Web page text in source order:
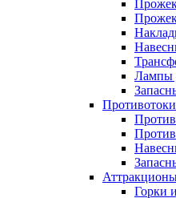
Лампы
Противотоки
Горки